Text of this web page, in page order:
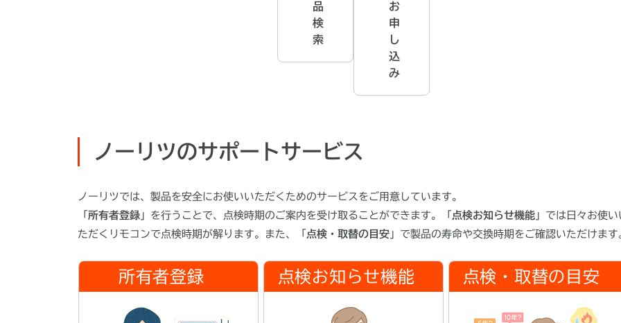
品
検
索
お
申
し
込
み
ノーリツのサポートサービス
ノーリツでは、製品を安全にお使いいただくためのサービスをご用意しています。
「 所有者登録 」を行うことで、点検時期のご案内を受け取ることができます。「 点検お知らせ機能 」では日々お使い
ただくリモコンで点検時期が解ります。また、「 点検・取替の目安 」で製品の寿命や交換時期をご確認いただけます
所有者登録 点検お知らせ機能 点検・取替の目安